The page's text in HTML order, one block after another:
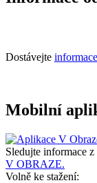
Dostávejte
Mobilní
Sledujte informace
V OBRAZE.
Volně ke stažení: